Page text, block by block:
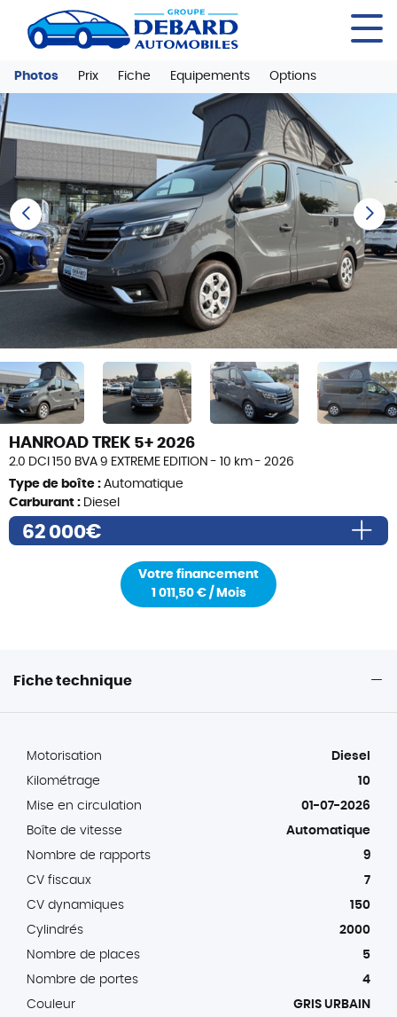
Photos Prix Fiche Equipements Options
HANROAD TREK 5+ 2026
2.0 DCI 150 BVA 9 EXTREME EDITION - 10 km - 2026
Type de boîte : Automatique
Carburant : Diesel
62 000€
Frais de formalités (i)
Votre financement
1 011,50 € / Mois
Previous Next
Fiche technique
Motorisation
Diesel
Kilométrage
10
Mise en circulation
01-07-2026
Boîte de vitesse
Automatique
Nombre de rapports
9
CV fiscaux
7
CV dynamiques
150
Cylindrés
2000
Nombre de places
5
Nombre de portes
4
Couleur
GRIS URBAIN
Panneau de gestion des cookies